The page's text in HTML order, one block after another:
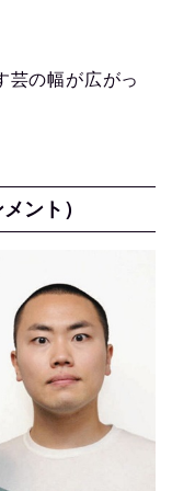
芸の幅が広がっ
ント）